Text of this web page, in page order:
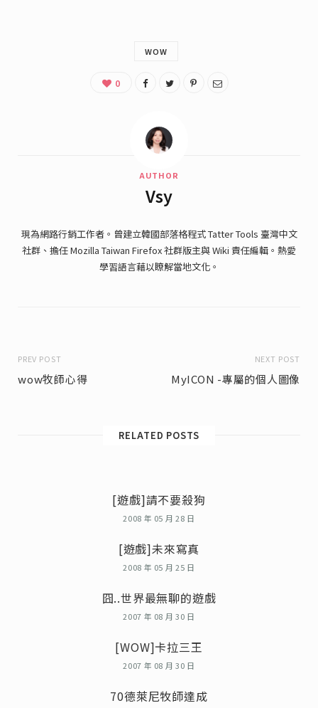
WOW
0
AUTHOR
Vsy
現為網路行銷工作者。曾建立韓國部落格程式 Tatter Tools 臺灣中文
社群、擔任 Mozilla Taiwan Firefox 社群版主與 Wiki 責任編輯。熱愛
學習語言藉以瞭解當地文化。
PREV POST
wow牧師心得
NEXT POST
MyICON -專屬的個人圖像
RELATED POSTS
[遊戲]請不要殺狗
2008 年 05 月 28 日
[遊戲]未來寫真
2008 年 05 月 25 日
囧..世界最無聊的遊戲
2007 年 08 月 30 日
[WOW]卡拉三王
2007 年 08 月 30 日
70德萊尼牧師達成